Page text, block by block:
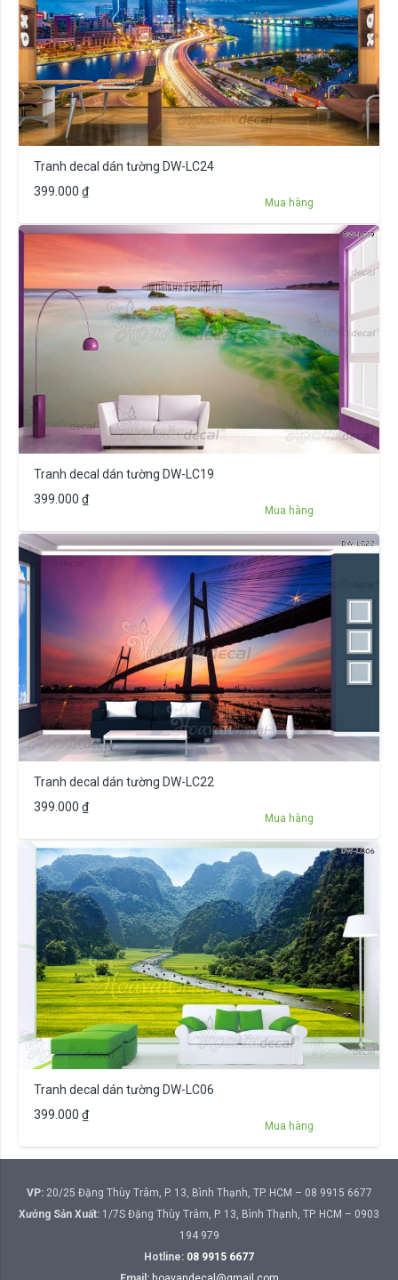
Tranh decal dán tường DW-LC24
399.000 ₫
Mua hàng
Tranh decal dán tường DW-LC19
399.000 ₫
Mua hàng
Tranh decal dán tường DW-LC22
399.000 ₫
Mua hàng
Tranh decal dán tường DW-LC06
399.000 ₫
Mua hàng
VP:20/25 Đặng Thùy Trâm, P. 13, Bình Thạnh, TP. HCM – 08 9915 6677
Xưởng Sản Xuất: 1/7S Đặng Thùy Trâm, P. 13, Bình Thạnh, TP. HCM – 0903
194 979
Hotline: 08 9915 6677